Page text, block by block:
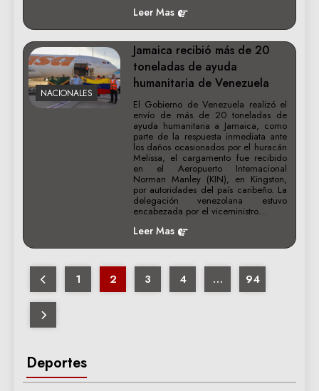
Deportes
Leer Mas
NACIONALES
Jamaica recibió más de 20
toneladas de ayuda
humanitaria de Venezuela
El Gobierno de Venezuela realizó el
envío de más de 20 toneladas de
ayuda humanitaria a Jamaica, como
parte de la respuesta inmediata ante
los daños ocasionados por el huracán
Melissa, el cargamento fue recibido
en el Aeropuerto Internacional
Norman Manley (KIN), en Kingston,
por autoridades del país caribeño. La
delegación venezolana estuvo
encabezada por el viceministro…
Leer Mas
1 2 3 4 … 94